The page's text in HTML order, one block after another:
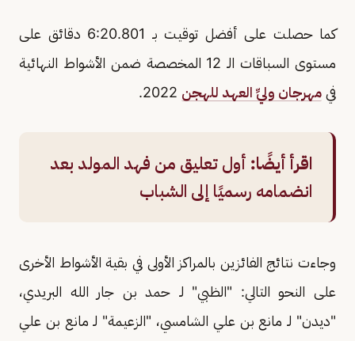
كما حصلت على أفضل توقيت بـ 6:20.801 دقائق على
مستوى السباقات الـ 12 المخصصة ضمن الأشواط النهائية
في مهرجان وليِّ العهد للهجن
اقرأ أيضًا: أول تعليق من فهد المولد بعد
انضمامه رسميًا إلى الشباب
وجاءت نتائج الفائزين بالمراكز الأولى في بقية الأشواط الأخرى
على النحو التالي: "الظبي" لـ حمد بن جار الله البريدي،
"ديدن" لـ مانع بن علي الشامسي، "الزعيمة" لـ مانع بن علي